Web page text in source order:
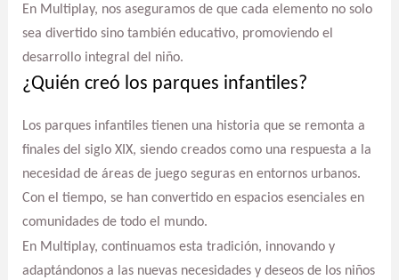
En Multiplay, nos aseguramos de que cada elemento no solo
sea divertido sino también educativo, promoviendo el
desarrollo integral del niño.
¿Quién creó los parques infantiles?
Los parques infantiles tienen una historia que se remonta a
finales del siglo XIX, siendo creados como una respuesta a la
necesidad de áreas de juego seguras en entornos urbanos.
Con el tiempo, se han convertido en espacios esenciales en
comunidades de todo el mundo.
En Multiplay, continuamos esta tradición, innovando y
adaptándonos a las nuevas necesidades y deseos de los niños